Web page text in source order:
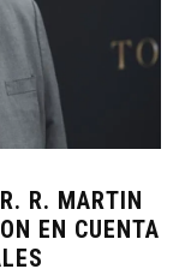
R. MARTIN
EN CUENTA